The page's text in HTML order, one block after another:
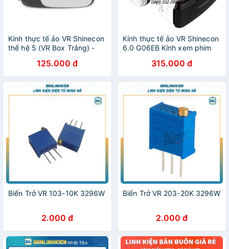
Kính thực tế ảo VR Shinecon
thế hệ 5 (VR Box Trắng) -
125.000 đ
Kính thực tế ảo VR Shinecon
6.0 G06EB Kính xem phim
315.000 đ
Biến Trở VR 103-10K 3296W
2.000 đ
Biến Trở VR 203-20K 3296W
2.000 đ